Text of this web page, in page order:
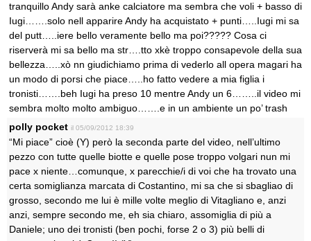
tranquillo Andy sarà anke calciatore ma sembra che voli + basso di
Iugi…….solo nell apparire Andy ha acquistato + punti…..Iugi mi sa
del putt…..iere bello veramente bello ma poi????? Cosa ci
riserverà mi sa bello ma str….tto xkè troppo consapevole della sua
bellezza…..xò nn giudichiamo prima di vederlo all opera magari ha
un modo di porsi che piace…..ho fatto vedere a mia figlia i
tronisti…….beh Iugi ha preso 10 mentre Andy un 6……..il video mi
sembra molto molto ambiguo…….e in un ambiente un po’ trash
polly pocket il 05/09/2012 18:39
“Mi piace” cioè (Y) però la seconda parte del video, nell’ultimo
pezzo con tutte quelle biotte e quelle pose troppo volgari nun mi
pace x niente…comunque, x parecchie/i di voi che ha trovato una
certa somiglianza marcata di Costantino, mi sa che si sbagliao di
grosso, secondo me lui è mille volte meglio di Vitagliano e, anzi
anzi, sempre secondo me, eh sia chiaro, assomiglia di più a
Daniele; uno dei tronisti (ben pochi, forse 2 o 3) più belli di